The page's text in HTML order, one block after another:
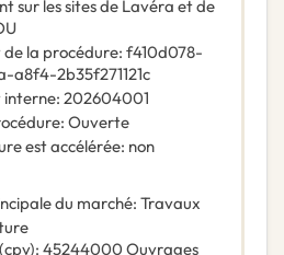
sur les sites de Lavéra et de
la procédure: f410d078-
a8f4-2b35f271121c
: 202604001
: Ouverte
est accélérée: non
du marché: Travaux
(cpv): 45244000 Ouvrages